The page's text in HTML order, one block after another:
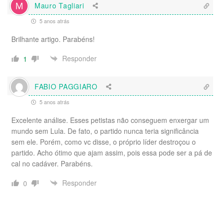
Mauro Tagliari
5 anos atrás
Brilhante artigo. Parabéns!
1
Responder
FABIO PAGGIARO
5 anos atrás
Excelente análise. Esses petistas não conseguem enxergar um
mundo sem Lula. De fato, o partido nunca teria significância
sem ele. Porém, como vc disse, o próprio líder destroçou o
partido. Acho ótimo que ajam assim, pois essa pode ser a pá de
cal no cadáver. Parabéns.
0
Responder